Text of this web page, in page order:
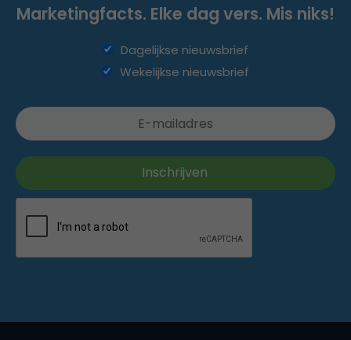
Marketingfacts. Elke dag vers. Mis niks!
Dagelijkse nieuwsbrief
Wekelijkse nieuwsbrief